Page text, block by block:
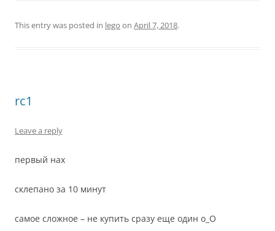
This entry was posted in lego on April 7, 2018.
rc1
Leave a reply
первый нах
склепано за 10 минут
самое сложное – не купить сразу еще один о_О